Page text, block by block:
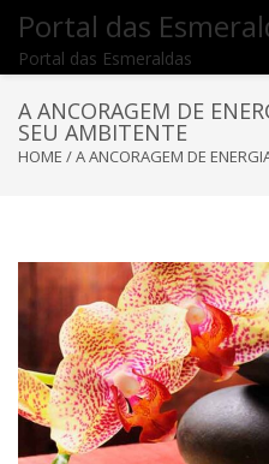
Portal das
Portal das Esmeraldas
A ANCORAGEM DE
SEU AMBITENTE
HOME /A ANCORAGEM DE